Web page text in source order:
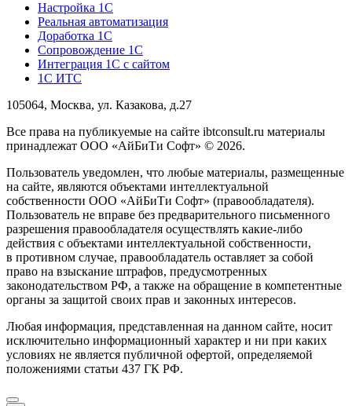
Настройка 1С
Реальная автоматизация
Доработка 1С
Сопровождение 1С
Интеграция 1С с сайтом
1С ИТС
105064, Москва, ул. Казакова, д.27
Все права на публикуемые на сайте ibtconsult.ru материалы
принадлежат ООО «АйБиТи Софт» © 2026.
Пользователь уведомлен, что любые материалы, размещенные
на сайте, являются объектами интеллектуальной
собственности ООО «АйБиТи Софт» (правообладателя).
Пользователь не вправе без предварительного письменного
разрешения правообладателя осуществлять какие-либо
действия с объектами интеллектуальной собственности,
в противном случае, правообладатель оставляет за собой
право на взыскание штрафов, предусмотренных
законодательством РФ, а также на обращение в компетентные
органы за защитой своих прав и законных интересов.
Любая информация, представленная на данном сайте, носит
исключительно информационный характер и ни при каких
условиях не является публичной офертой, определяемой
положениями статьи 437 ГК РФ.